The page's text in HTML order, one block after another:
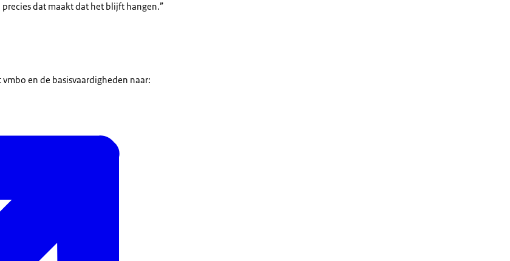
dat maakt dat het blijft hangen.”
en de basisvaardigheden naar: